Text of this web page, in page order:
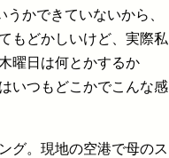
かできていないから、
もどかしいけど、実際私
曜日は何とかするか
いつもどこかでこんな感
グ。現地の空港で母のス